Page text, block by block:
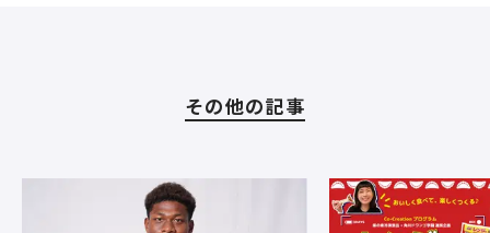
その他の記事